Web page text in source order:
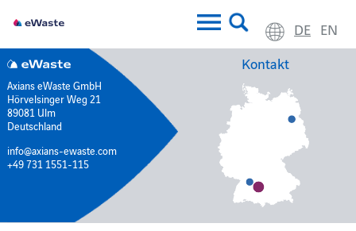
DE EN
Axians eWaste GmbH
Hörvelsinger Weg 21
89081 Ulm
Deutschland
info@axians-ewaste.com
+49 731 1551-115
Kontakt